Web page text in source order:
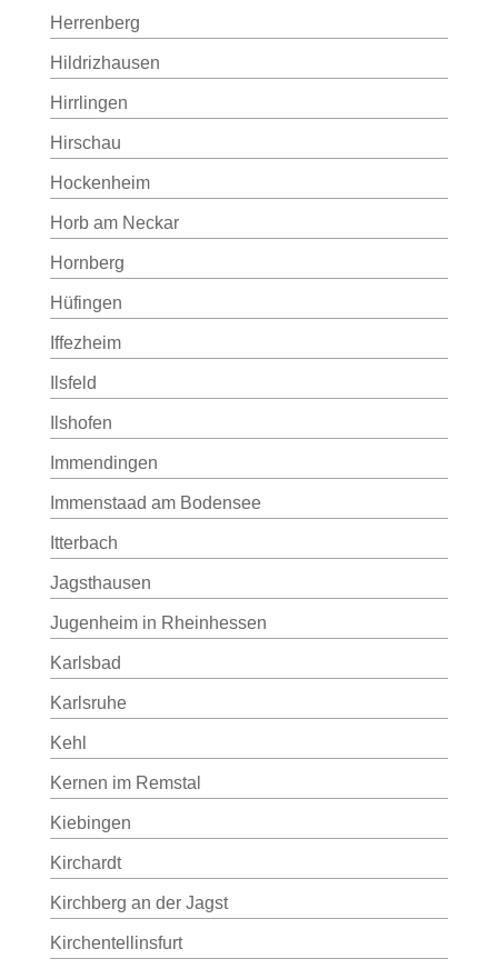
Herrenberg
Hildrizhausen
Hirrlingen
Hirschau
Hockenheim
Horb am Neckar
Hornberg
Hüfingen
Iffezheim
Ilsfeld
Ilshofen
Immendingen
Immenstaad am Bodensee
Itterbach
Jagsthausen
Jugenheim in Rheinhessen
Karlsbad
Karlsruhe
Kehl
Kernen im Remstal
Kiebingen
Kirchardt
Kirchberg an der Jagst
Kirchentellinsfurt